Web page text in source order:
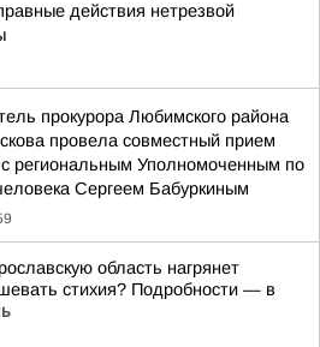
действия нетрезвой
прокурора Любимского района
провела совместный прием
региональным Уполномоченным по
Сергеем Бабуркиным
область нагрянет
стихия? Подробности — в